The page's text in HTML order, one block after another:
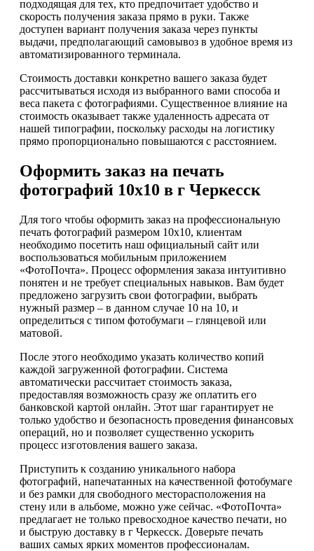
подходящая для тех, кто предпочитает удобство и
скорость получения заказа прямо в руки. Также
доступен вариант получения заказа через пункты
выдачи, предполагающий самовывоз в удобное время из
автоматизированного терминала.
Стоимость доставки конкретно вашего заказа будет
рассчитываться исходя из выбранного вами способа и
веса пакета с фотографиями. Существенное влияние на
стоимость оказывает также удаленность адресата от
нашей типографии, поскольку расходы на логистику
прямо пропорционально повышаются с расстоянием.
Оформить заказ на печать
фотографий 10х10 в г Черкесск
Для того чтобы оформить заказ на профессиональную
печать фотографий размером 10х10, клиентам
необходимо посетить наш официальный сайт или
воспользоваться мобильным приложением
«ФотоПочта». Процесс оформления заказа интуитивно
понятен и не требует специальных навыков. Вам будет
предложено загрузить свои фотографии, выбрать
нужный размер – в данном случае 10 на 10, и
определиться с типом фотобумаги – глянцевой или
матовой.
После этого необходимо указать количество копий
каждой загруженной фотографии. Система
автоматически рассчитает стоимость заказа,
предоставляя возможность сразу же оплатить его
банковской картой онлайн. Этот шаг гарантирует не
только удобство и безопасность проведения финансовых
операций, но и позволяет существенно ускорить
процесс изготовления вашего заказа.
Приступить к созданию уникального набора
фотографий, напечатанных на качественной фотобумаге
и без рамки для свободного месторасположения на
стену или в альбоме, можно уже сейчас. «ФотоПочта»
предлагает не только превосходное качество печати, но
и быструю доставку в г Черкесск. Доверьте печать
ваших самых ярких моментов профессионалам.